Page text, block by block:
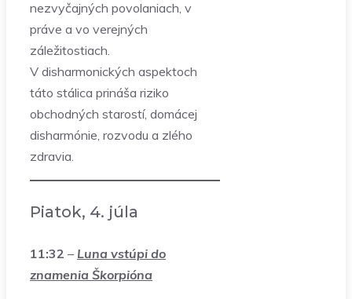
nezvyčajných povolaniach, v
práve a vo verejných
záležitostiach.
V disharmonických aspektoch
táto stálica prináša riziko
obchodných starostí, domácej
disharmónie, rozvodu a zlého
zdravia.
Piatok, 4. júla
11:32 – Luna vstúpi do
znamenia Škorpióna